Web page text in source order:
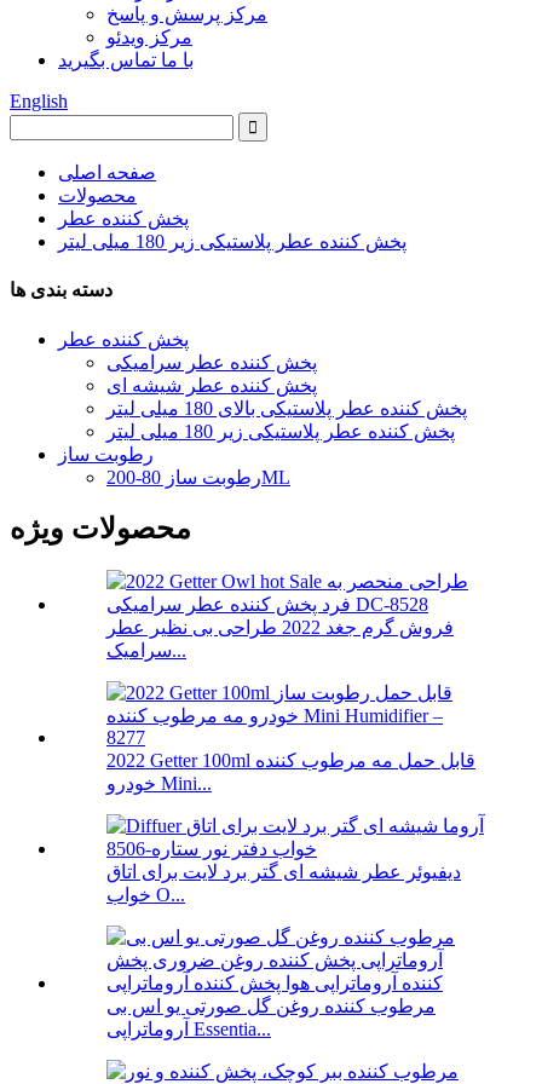
مرکز پرسش و پاسخ
مرکز ویدئو
با ما تماس بگیرید
English
صفحه اصلی
محصولات
پخش کننده عطر
پخش کننده عطر پلاستیکی زیر 180 میلی لیتر
دسته بندی ها
پخش کننده عطر
پخش کننده عطر سرامیکی
پخش کننده عطر شیشه ای
پخش کننده عطر پلاستیکی بالای 180 میلی لیتر
پخش کننده عطر پلاستیکی زیر 180 میلی لیتر
رطوبت ساز
رطوبت ساز 80-200ML
محصولات ویژه
فروش گرم جغد 2022 طراحی بی نظیر عطر
سرامیک...
2022 Getter 100ml قابل حمل مه مرطوب کننده
خودرو Mini...
دیفیوئر عطر شیشه ای گتر برد لایت برای اتاق
خواب O...
مرطوب کننده روغن گل صورتی یو اس بی
آروماتراپی Essentia...